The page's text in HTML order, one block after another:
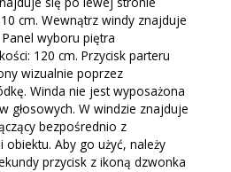
cm. Wewnątrz windy znajduje
wyboru piętra
120 cm. Przycisk parteru
wizualnie poprzez
Winda nie jest wyposażona
głosowych. W windzie znajduje
bezpośrednio z
Aby go użyć, należy
przycisk z ikoną dzwonka